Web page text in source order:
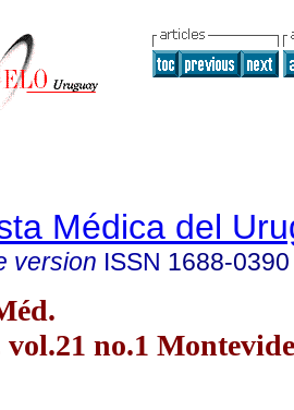
Médica del
version ISSN 1688-0390
no.1